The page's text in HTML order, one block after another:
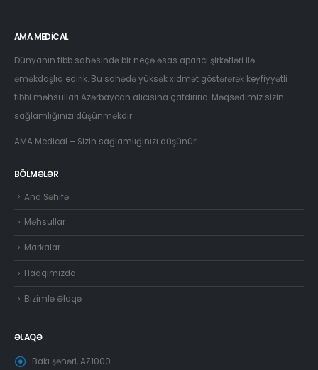
AMA MEDICAL
Dünyanın tibb sahəsində bir neçə əsas aparıcı şirkətləri ilə
əməkdaşlıq edirik. Bu sahədə yüksək xidmət göstərərək keyfiyyətli
tibbi məhsulları Azərbaycan alıcısına çatdırırıq. Məqsədimiz sizin
sağlamlığınızı düşünməkdir
AMA Medical – Sizin sağlamlığınızı düşünür!
BÖLMƏLƏR
Ana Səhifə
Məhsullar
Markalar
Haqqımızda
Bizimlə Əlaqə
ƏLAQƏ
Bakı şəhəri, AZ1000